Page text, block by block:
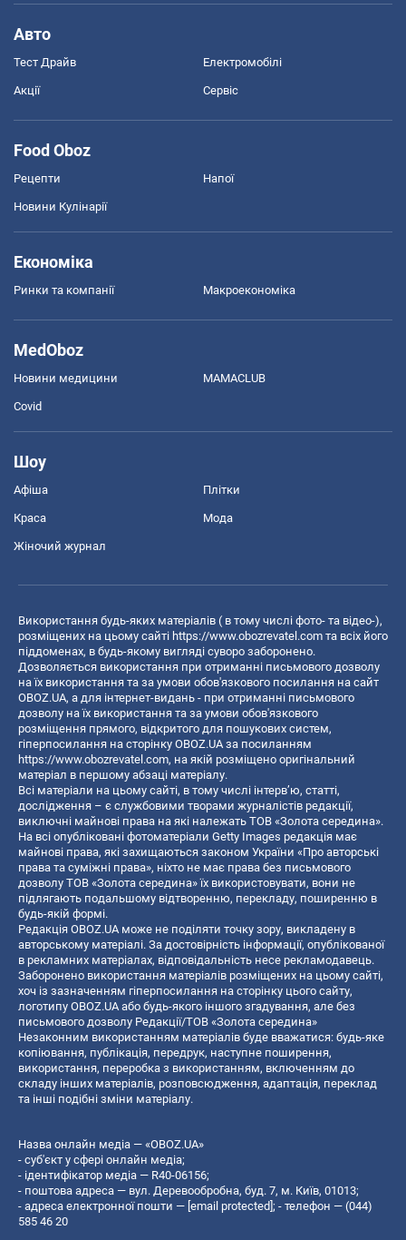
Авто
Тест Драйв Електромобілі
Акції Сервіс
Food Oboz
Рецепти Напої
Новини Кулінарії
Економіка
Ринки та компанії Макроекономіка
MedOboz
Новини медицини MAMACLUB
Covid
Шоу
Афіша Плітки
Краса Мода
Жіночий журнал
Використання будь-яких матеріалів ( в тому числі фото- та відео-),
розміщених на цьому сайті https://www.obozrevatel.com та всіх його
піддоменах, в будь-якому вигляді суворо заборонено.
Дозволяється використання при отриманні письмового дозволу
на їх використання та за умови обов'язкового посилання на сайт
OBOZ.UA, а для інтернет-видань - при отриманні письмового
дозволу на їх використання та за умови обов'язкового
розміщення прямого, відкритого для пошукових систем,
гіперпосилання на сторінку OBOZ.UA за посиланням
https://www.obozrevatel.com, на якій розміщено оригінальний
матеріал в першому абзаці матеріалу.
Всі матеріали на цьому сайті, в тому числі інтерв’ю, статті,
дослідження – є службовими творами журналістів редакції,
виключні майнові права на які належать ТОВ «Золота середина».
На всі опубліковані фотоматеріали Getty Images редакція має
майнові права, які захищаються законом України «Про авторські
права та суміжні права», ніхто не має права без письмового
дозволу ТОВ «Золота середина» їх використовувати, вони не
підлягають подальшому відтворенню, перекладу, поширенню в
будь-якій формі.
Редакція OBOZ.UA може не поділяти точку зору, викладену в
авторському матеріалі. За достовірність інформації, опублікованої
в рекламних матеріалах, відповідальність несе рекламодавець.
Заборонено використання матеріалів розміщених на цьому сайті,
хоч із зазначенням гіперпосилання на сторінку цього сайту,
логотипу OBOZ.UA або будь-якого іншого згадування, але без
письмового дозволу Редакції/ТОВ «Золота середина»
Незаконним використанням матеріалів буде вважатися: будь-яке
копiювання, публiкацiя, передрук, наступне поширення,
використання, переробка з використанням, включенням до
складу інших матеріалів, розповсюдження, адаптація, переклад
та інші подібні зміни матеріалу.
Назва онлайн медіа — «OBOZ.UA»
- суб'єкт у сфері онлайн медіа;
- ідентифікатор медіа — R40-06156;
- поштова адреса — вул. Деревообробна, буд. 7, м. Київ, 01013;
- адреса електронної пошти — [email protected] ; - телефон — (044)
585 46 20